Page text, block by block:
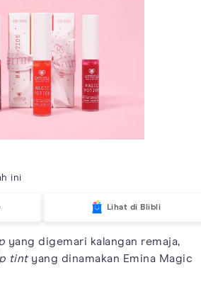
ini
Lihat di Blibli
yang digemari kalangan remaja,
tintyang dinamakan Emina Magic